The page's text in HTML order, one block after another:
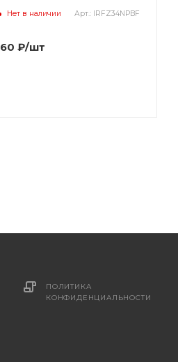
Нет в наличии Арт.: IRFZ34NPBF
60 ₽/шт
ПОЛИТИКА
КОНФИДЕНЦИАЛЬНОСТИ